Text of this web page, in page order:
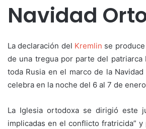
Navidad
La declaración del Kremlin se
de una tregua por parte del
toda Rusia en el marco de la
celebra en la noche del 6 al 7 de
La Iglesia ortodoxa se dirigió este
implicadas en el conflicto fratricida”